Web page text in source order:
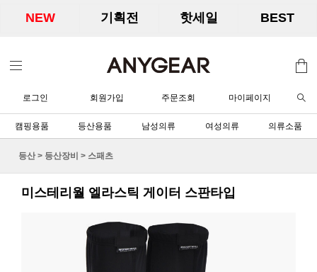
NEW 기획전 핫세일 BEST
로그인 회원가입 주문조회 마이페이지
캠핑용품 등산용품 남성의류 여성의류 의류소품
등산 > 등산장비 > 스패츠
미스테리월 엘라스틱 게이터 스판타입